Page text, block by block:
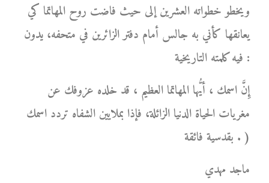
ويخطو خطواته العشرين إلى حيث فاضت روح المهاتما كي
يعانقها كأني به جالس أمام دفتر الزائرين في متحفه، يدون
فيه كلمته التاريخية :
إِنَّ اسمك ، أيُّها المهاتما العظيم ، قد خلده عزوفك عن
مغريات الحياة الدنيا الزائلة، فإذا بملايين الشفاه تردد اسمك
بقدسية فائقة . )
ماجد مهدي